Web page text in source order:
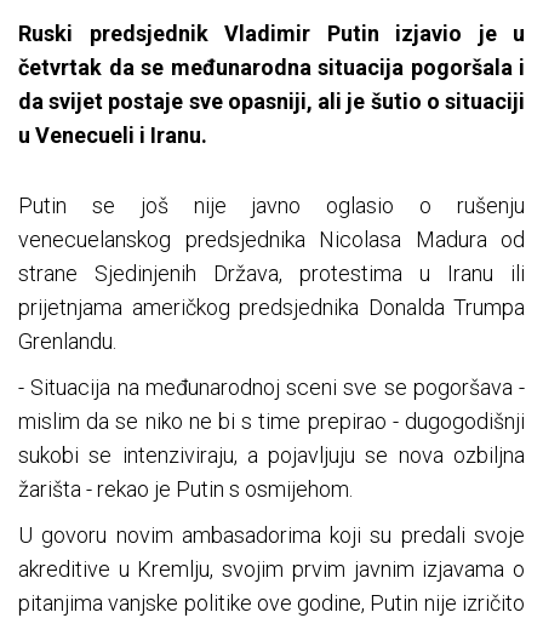
Ruski predsjednik Vladimir Putin izjavio je u
četvrtak da se međunarodna situacija pogoršala i
da svijet postaje sve opasniji, ali je šutio o situaciji
u Venecueli i Iranu.
Putin se još nije javno oglasio o rušenju
venecuelanskog predsjednika Nicolasa Madura od
strane Sjedinjenih Država, protestima u Iranu ili
prijetnjama američkog predsjednika Donalda Trumpa
Grenlandu.
- Situacija na međunarodnoj sceni sve se pogoršava -
mislim da se niko ne bi s time prepirao - dugogodišnji
sukobi se intenziviraju, a pojavljuju se nova ozbiljna
žarišta - rekao je Putin s osmijehom.
U govoru novim ambasadorima koji su predali svoje
akreditive u Kremlju, svojim prvim javnim izjavama o
pitanjima vanjske politike ove godine, Putin nije izričito